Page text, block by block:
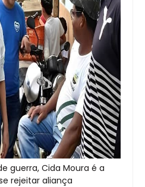
guerra, Cida Moura é a
rejeitar aliança